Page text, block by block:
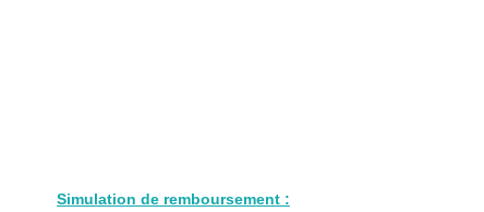
Simulation de remboursement :